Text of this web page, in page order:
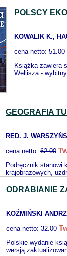
POLSCY
KOWALIK K.,
cena netto: 51.00
Książka zawiera
Wellisza -
GEOGRAFIA
RED. J.
cena netto: 62.00
Podręcznik stanowi
krajobrazowych,
ODRABIANIE
KOŹMIŃSKI
cena netto: 32.00
Polskie wydanie
wersją